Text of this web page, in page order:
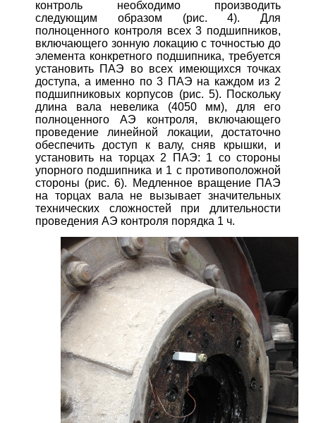
контроль необходимо производить
следующим образом (рис. 4). Для
полноценного контроля всех 3 подшипников,
включающего зонную локацию с точностью до
элемента конкретного подшипника, требуется
установить ПАЭ во всех имеющихся точках
доступа, а именно по 3 ПАЭ на каждом из 2
подшипниковых корпусов (рис. 5). Поскольку
длина вала невелика (4050 мм), для его
полноценного АЭ контроля, включающего
проведение линейной локации, достаточно
обеспечить доступ к валу, сняв крышки, и
установить на торцах 2 ПАЭ: 1 со стороны
упорного подшипника и 1 с противоположной
стороны (рис. 6). Медленное вращение ПАЭ
на торцах вала не вызывает значительных
технических сложностей при длительности
проведения АЭ контроля порядка 1 ч.